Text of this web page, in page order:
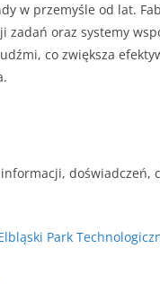
w przemyśle od lat.
zadań oraz systemy
co zwiększa
doświadczeń,
Park